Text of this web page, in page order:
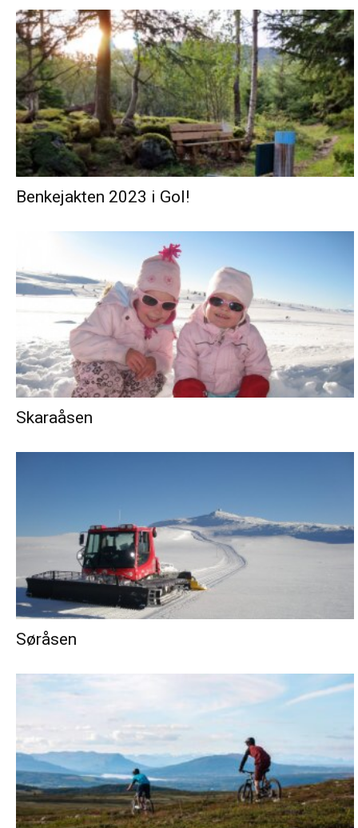
Benkejakten 2023 i Gol!
Skaraåsen
Søråsen